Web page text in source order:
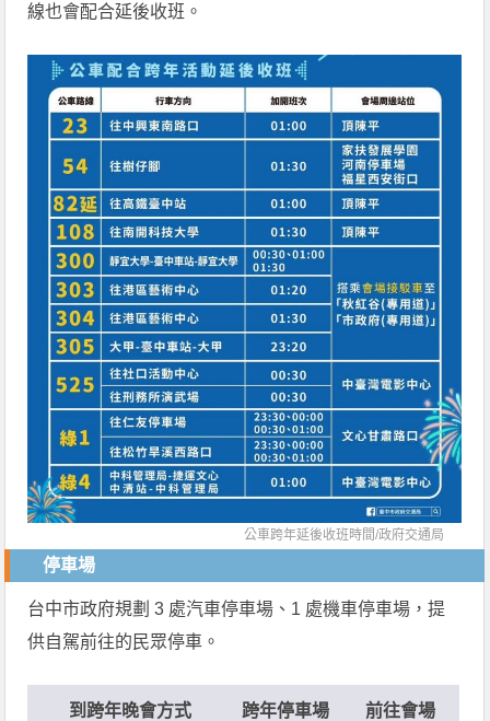
線也會配合延後收班。
公車跨年延後收班時間/政府交通局
停車場
台中市政府規劃 3 處汽車停車場、1 處機車停車場，提
供自駕前往的民眾停車。
到跨年晚會方式 跨年停車場 前往會場